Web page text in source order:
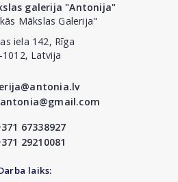
galerija "Antonija"
Mākslas Galerija"
iela 142, Rīga
1012, Latvija
67338927
29210081
laiks: